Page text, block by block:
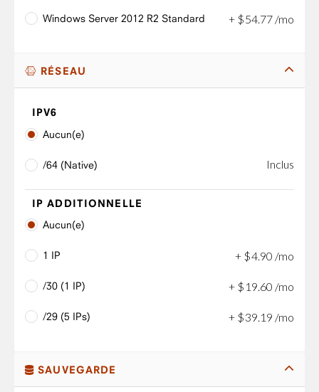
Windows Server 2012 R2 Standard + $54 77 /mo
RÉSEAU
IPV6
Aucun(e)
/64 (Native) Inclus
IP ADDITIONNELLE
Aucun(e)
1 IP + $4.90 /mo
/30 (1 IP) + $ 19.60 /mo
/29 (5 IPs) + $39 19 /mo
SAUVEGARDE